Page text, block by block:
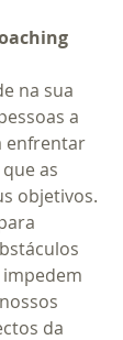
na sua
a
enfrentar
as
objetivos.
da